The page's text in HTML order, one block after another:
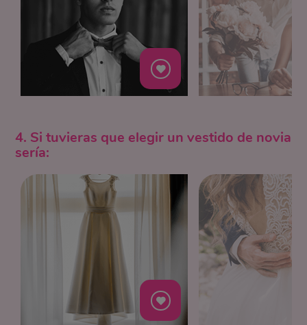
4. Si tuvieras que elegir un vestido de novia
sería: